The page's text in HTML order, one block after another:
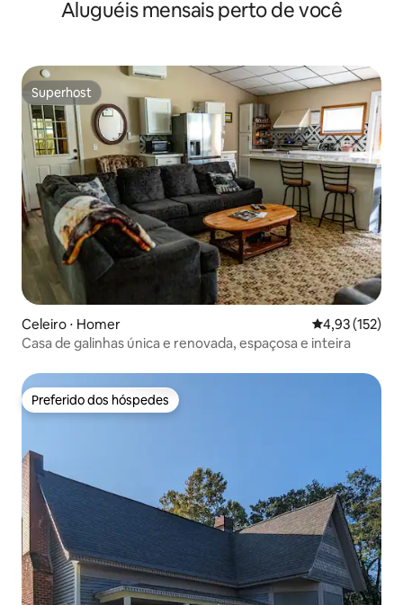
Aluguéis mensais perto de você
Superhost
Superhost
Celeiro ⋅ Homer 4,93 de uma
4,93 (152)
Casa de galinhas única e renovada, espaçosa e inteira
Preferido dos hóspedes
Preferido dos hóspedes